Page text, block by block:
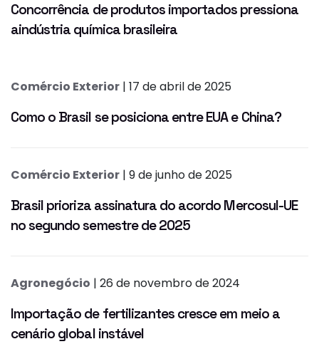
Concorrência de produtos importados pressiona
aindústria química brasileira
Comércio Exterior | 17 de abril de 2025
Como o Brasil se posiciona entre EUA e China?
Comércio Exterior | 9 de junho de 2025
Brasil prioriza assinatura do acordo Mercosul-UE
no segundo semestre de 2025
Agronegócio | 26 de novembro de 2024
Importação de fertilizantes cresce em meio a
cenário global instável